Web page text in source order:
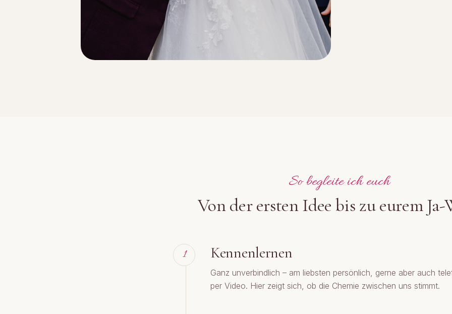
So begleite ich euch
Von der ersten Idee bis zu eurem
1 Kennenlernen
Ganz unverbindlich – am liebsten persönlich, gerne aber auch
per Video. Hier zeigt sich, ob die Chemie zwischen uns stimmt.